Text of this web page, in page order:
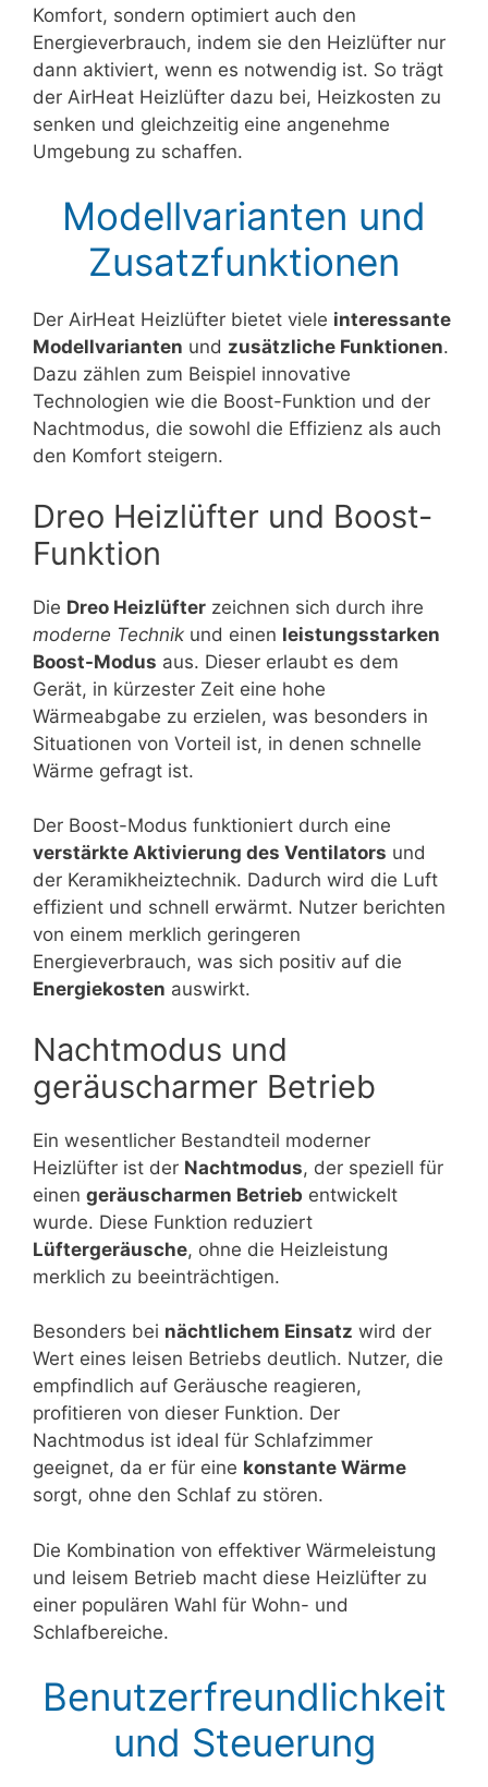
Komfort, sondern optimiert auch den
Energieverbrauch, indem sie den Heizlüfter nur
dann aktiviert, wenn es notwendig ist. So trägt
der AirHeat Heizlüfter dazu bei, Heizkosten zu
senken und gleichzeitig eine angenehme
Umgebung zu schaffen.
Modellvarianten und
Zusatzfunktionen
Der AirHeat Heizlüfter bietet viele interessante
Modellvarianten und zusätzliche Funktionen.
Dazu zählen zum Beispiel innovative
Technologien wie die Boost-Funktion und der
Nachtmodus, die sowohl die Effizienz als auch
den Komfort steigern.
Dreo Heizlüfter und Boost-
Funktion
Die Dreo Heizlüfter zeichnen sich durch ihre
moderne Technik und einen leistungsstarken
Boost-Modus aus. Dieser erlaubt es dem
Gerät, in kürzester Zeit eine hohe
Wärmeabgabe zu erzielen, was besonders in
Situationen von Vorteil ist, in denen schnelle
Wärme gefragt ist.
Der Boost-Modus funktioniert durch eine
verstärkte Aktivierung des Ventilators und
der Keramikheiztechnik. Dadurch wird die Luft
effizient und schnell erwärmt. Nutzer berichten
von einem merklich geringeren
Energieverbrauch, was sich positiv auf die
Energiekosten auswirkt.
Nachtmodus und
geräuscharmer Betrieb
Ein wesentlicher Bestandteil moderner
Heizlüfter ist der Nachtmodus, der speziell für
einen geräuscharmen Betrieb entwickelt
wurde. Diese Funktion reduziert
Lüftergeräusche, ohne die Heizleistung
merklich zu beeinträchtigen.
Besonders bei nächtlichem Einsatz wird der
Wert eines leisen Betriebs deutlich. Nutzer, die
empfindlich auf Geräusche reagieren,
profitieren von dieser Funktion. Der
Nachtmodus ist ideal für Schlafzimmer
geeignet, da er für eine konstante Wärme
sorgt, ohne den Schlaf zu stören.
Die Kombination von effektiver Wärmeleistung
und leisem Betrieb macht diese Heizlüfter zu
einer populären Wahl für Wohn- und
Schlafbereiche.
Benutzerfreundlichkeit
und Steuerung